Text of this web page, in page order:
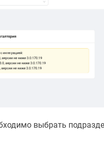
выбрать